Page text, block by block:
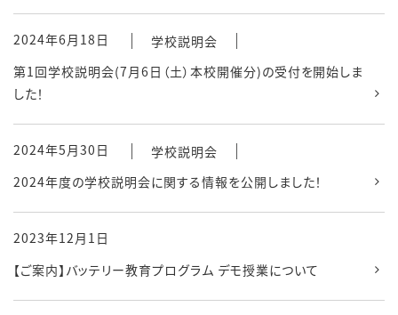
2024年6月18日
学校説明会
第1回学校説明会(7月6日（土）本校開催分)の受付を開始しま
した！
2024年5月30日
学校説明会
2024年度の学校説明会に関する情報を公開しました！
2023年12月1日
【ご案内】バッテリー教育プログラム デモ授業について